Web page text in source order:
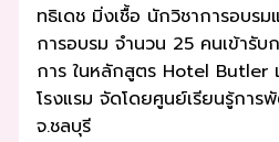
ทธิเดช มิ่งเชื้อ นักวิชาการอบรม
การอบรม จำนวน 25 คนเข้ารับ
การ ในหลักสูตร Hotel Butler
โรงแรม จัดโดยศูนย์เรียนรู้การ
จ.ชลบุรี